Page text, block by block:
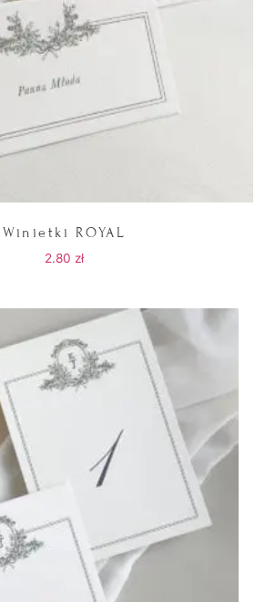
Winietki ROYAL
2.80 zł